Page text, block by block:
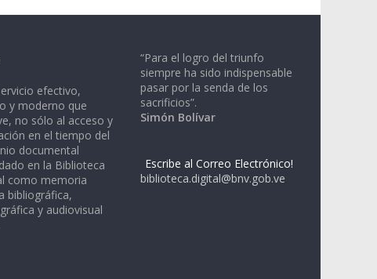
efectivo,
y moderno que
no sólo al acceso y
en el tiempo del
documental
en la Biblioteca
como memoria
bibliográfica,
y audiovisual
“Para el logro del triunfo
siempre ha sido indispensable
pasar por la senda de los
sacrificios”.
Simón Bolívar
Escribe al Correo Electrónico!
biblioteca.digital@bnv.gob.ve